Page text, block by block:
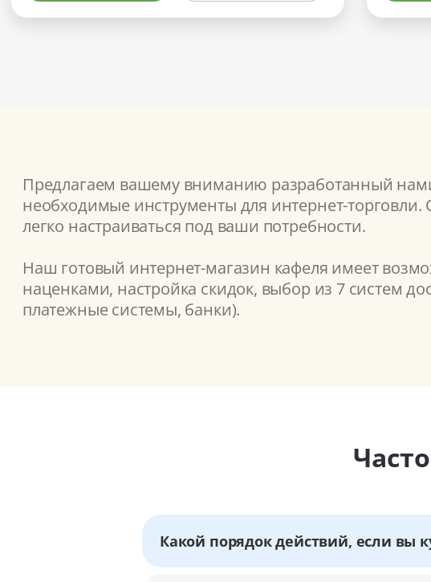
Предлагаем вашему вниманию разработанный
необходимые инструменты для интернет-
легко настраиваться под ваши потребности.
Наш готовый интернет-магазин кафеля имеет
наценками, настройка скидок, выбор из 7 систем
платежные системы, банки).
Какой порядок действий, если вы